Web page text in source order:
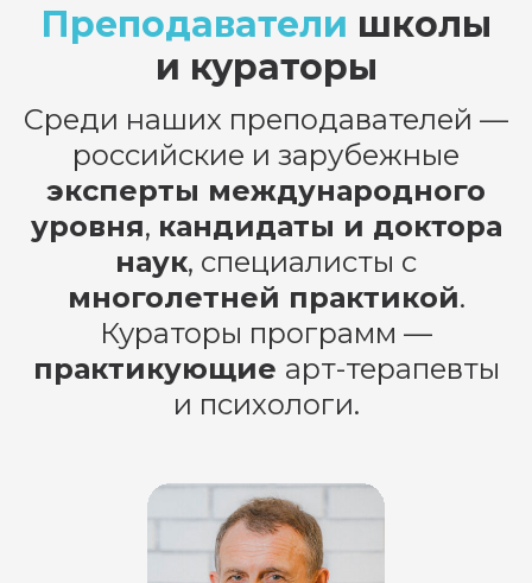
Преподаватели школы
и кураторы
Среди наших преподавателей —
российские и зарубежные
эксперты международного
уровня, кандидаты и доктора
наук, специалисты с
многолетней практикой.
Кураторы программ —
практикующие арт-терапевты
и психологи.
Нужна помощь? Наши
заявку в нашем Телеграм боте,
или напишите в Вконтакте и мы
сами с вами свяжемся!»
Остались вопросы?